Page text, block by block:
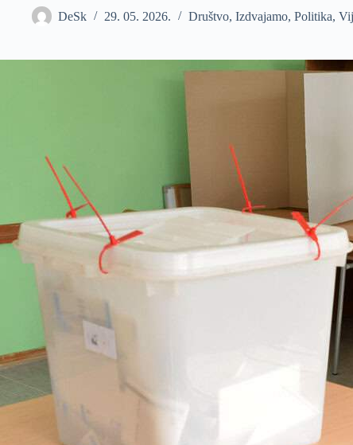
DeSk 29. 05. 2026. Društvo, Izdvajamo, Politika,